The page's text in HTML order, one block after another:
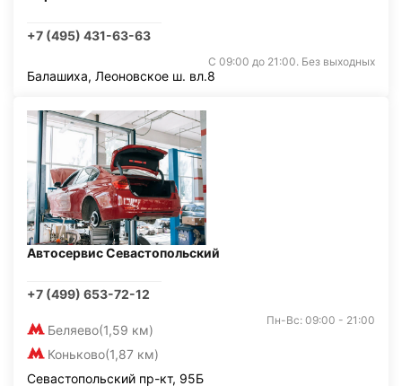
+7 (495) 431-63-63
С 09:00 до 21:00. Без выходных
Балашиха, Леоновское ш. вл.8
Автосервис Севастопольский
+7 (499) 653-72-12
Беляево(1,59 км)
Коньково(1,87 км)
Пн-Вс: 09:00 - 21:00
Севастопольский пр-кт, 95Б